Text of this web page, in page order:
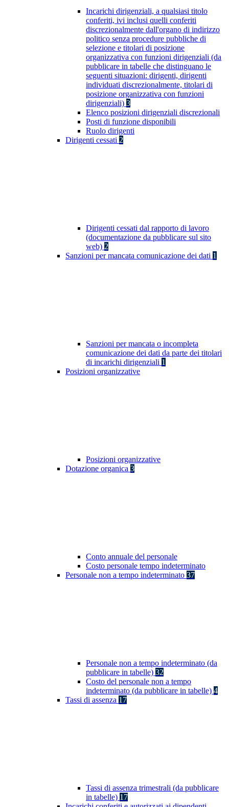
Incarichi dirigenziali, a qualsiasi titolo
conferiti, ivi inclusi quelli conferiti
discrezionalmente dall'organo di indirizzo
politico senza procedure pubbliche di
selezione e titolari di posizione
organizzativa con funzioni dirigenziali (da
pubblicare in tabelle che distinguano le
seguenti situazioni: dirigenti, dirigenti
individuati discrezionalmente, titolari di
posizione organizzativa con funzioni
dirigenziali) 3
Elenco posizioni dirigenziali discrezionali
Posti di funzione disponibili
Ruolo dirigenti
Dirigenti cessati 2
Dirigenti cessati dal rapporto di lavoro
(documentazione da pubblicare sul sito
web) 2
Sanzioni per mancata comunicazione dei dati 1
Sanzioni per mancata o incompleta
comunicazione dei dati da parte dei titolari
di incarichi dirigenziali 1
Posizioni organizzative
Posizioni organizzative
Dotazione organica 3
Conto annuale del personale
Costo personale tempo indeterminato
Personale non a tempo indeterminato 37
Personale non a tempo indeterminato (da
pubblicare in tabelle) 32
Costo del personale non a tempo
indeterminato (da pubblicare in tabelle) 4
Tassi di assenza 17
Tassi di assenza trimestrali (da pubblicare
in tabelle) 17